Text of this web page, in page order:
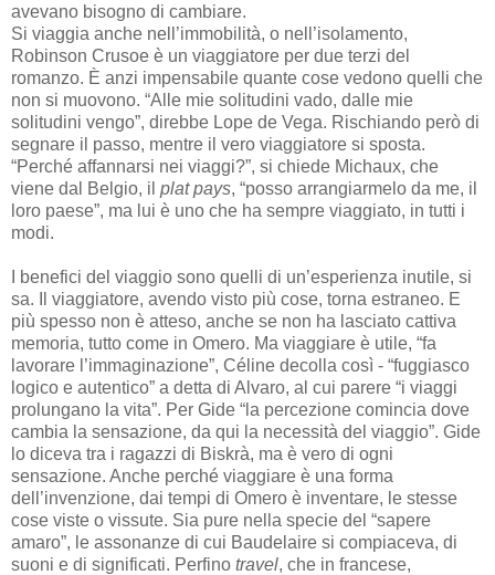
avevano bisogno di cambiare.
Si viaggia anche nell’immobilità, o nell’isolamento,
Robinson Crusoe è un viaggiatore per due terzi del
romanzo. È anzi impensabile quante cose vedono quelli che
non si muovono. “Alle mie solitudini vado, dalle mie
solitudini vengo”, direbbe Lope de Vega. Rischiando però di
segnare il passo, mentre il vero viaggiatore si sposta.
“Perché affannarsi nei viaggi?”, si chiede Michaux, che
viene dal Belgio, il plat pays, “posso arrangiarmelo da me, il
loro paese”, ma lui è uno che ha sempre viaggiato, in tutti i
modi.
I benefici del viaggio sono quelli di un’esperienza inutile, si
sa. Il viaggiatore, avendo visto più cose, torna estraneo. E
più spesso non è atteso, anche se non ha lasciato cattiva
memoria, tutto come in Omero. Ma viaggiare è utile, “fa
lavorare l’immaginazione”, Céline decolla così - “fuggiasco
logico e autentico” a detta di Alvaro, al cui parere “i viaggi
prolungano la vita”. Per Gide “la percezione comincia dove
cambia la sensazione, da qui la necessità del viaggio”. Gide
lo diceva tra i ragazzi di Biskrà, ma è vero di ogni
sensazione. Anche perché viaggiare è una forma
dell’invenzione, dai tempi di Omero è inventare, le stesse
cose viste o vissute. Sia pure nella specie del “sapere
amaro”, le assonanze di cui Baudelaire si compiaceva, di
suoni e di significati. Perfino travel, che in francese,